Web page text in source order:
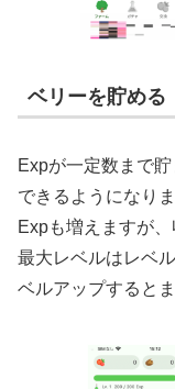
ベリーを貯める
Expが一定数まで
できるようになり
Expも増えますが
最大レベルはレベ
ベルアップすると